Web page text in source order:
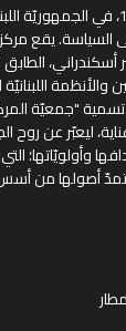
تأسّست خلال العام 1994، في
السياسة. يقع
أسكندراني،
اللبنانيّة
تسمية "جمعيّة
ليعبّر عن روح
وأولويّاتها؛
أصولها من